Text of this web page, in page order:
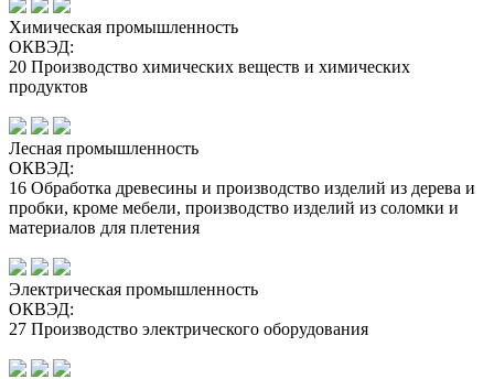
Химическая промышленность
ОКВЭД:
20 Производство химических веществ и химических
продуктов
Лесная промышленность
ОКВЭД:
16 Обработка древесины и производство изделий из дерева и
пробки, кроме мебели, производство изделий из соломки и
материалов для плетения
Электрическая промышленность
ОКВЭД:
27 Производство электрического оборудования